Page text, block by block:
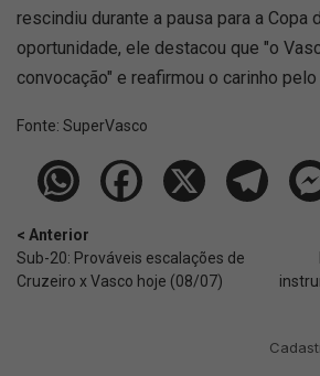
rescindiu durante a pausa para a Copa
oportunidade, ele destacou que "o
convocação" e reafirmou o carinho pelo
Fonte: SuperVasco‎‎‎‎‎‎
< Anterior
Sub-20: Prováveis escalações de
Cruzeiro x Vasco hoje (08/07)